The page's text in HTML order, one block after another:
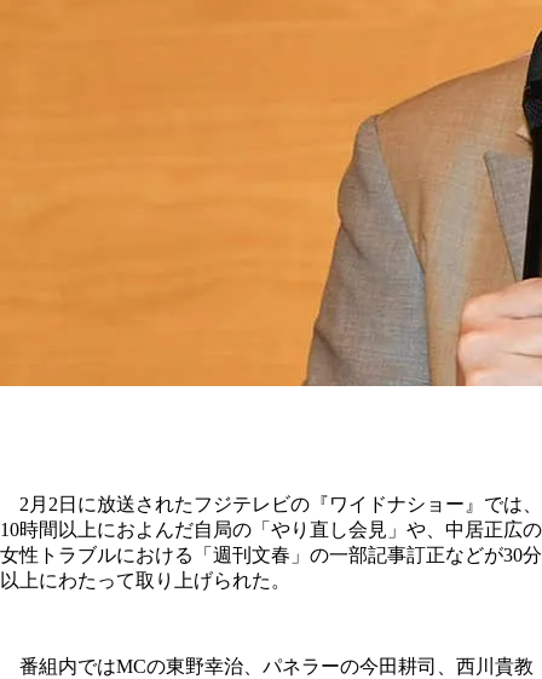
2月2日に放送されたフジテレビの『ワイドナショー』では、
10時間以上におよんだ自局の「やり直し会見」や、中居正広の
女性トラブルにおける「週刊文春」の一部記事訂正などが30分
以上にわたって取り上げられた。
番組内ではMCの東野幸治、パネラーの今田耕司、西川貴教